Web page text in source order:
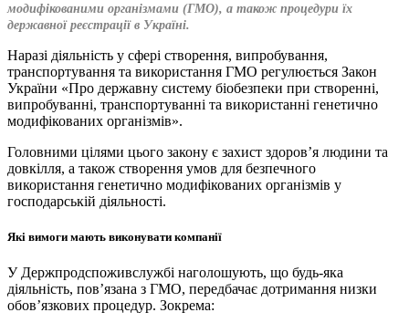
модифікованими організмами (ГМО), а також процедури їх
державної реєстрації в Україні.
Наразі діяльність у сфері створення, випробування,
транспортування та використання ГМО регулюється Закон
України «Про державну систему біобезпеки при створенні,
випробуванні, транспортуванні та використанні генетично
модифікованих організмів».
Головними цілями цього закону є захист здоров’я людини та
довкілля, а також створення умов для безпечного
використання генетично модифікованих організмів у
господарській діяльності.
Які вимоги мають виконувати компанії
У Держпродспоживслужбі наголошують, що будь-яка
діяльність, пов’язана з ГМО, передбачає дотримання низки
обов’язкових процедур. Зокрема: